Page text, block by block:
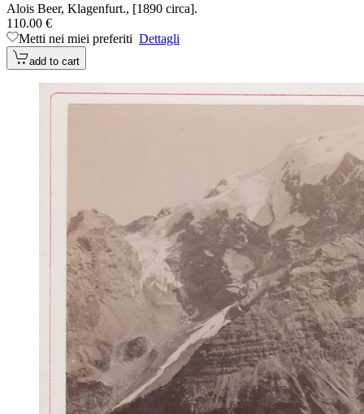
Alois Beer, Klagenfurt., [1890 circa].
110.00 €
Metti nei miei preferiti Dettagli
add to cart